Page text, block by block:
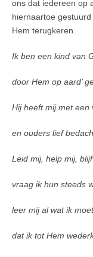
ons dat iedereen op
hiernaartoe
Hem terugkeren.
Ik ben een kind van
door Hem op aard’
Hij heeft mij met een
en ouders lief
Leid mij, help mij,
vraag ik hun steeds
leer mij al wat ik
dat ik tot Hem